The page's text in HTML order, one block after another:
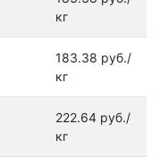
кг
183.38 руб./
кг
222.64 руб./
кг